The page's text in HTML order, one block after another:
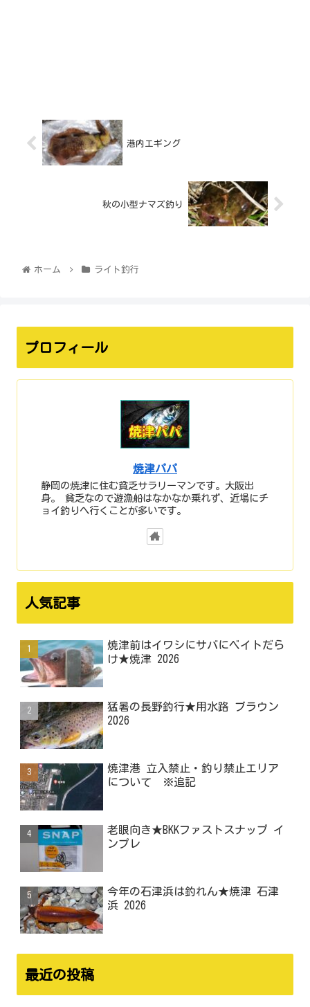
港内エギング
秋の小型ナマズ釣り
ホーム ライト釣行
プロフィール
焼津パパ
静岡の焼津に住む貧乏サラリーマンです。大阪出
身。 貧乏なので遊漁船はなかなか乗れず、近場にチ
ョイ釣りへ行くことが多いです。
人気記事
焼津前はイワシにサバにベイトだら
け★焼津 2026
猛暑の長野釣行★用水路 ブラウン
2026
焼津港 立入禁止・釣り禁止エリア
について ※追記
老眼向き★BKKファストスナップ イ
ンプレ
今年の石津浜は釣れん★焼津 石津
浜 2026
最近の投稿